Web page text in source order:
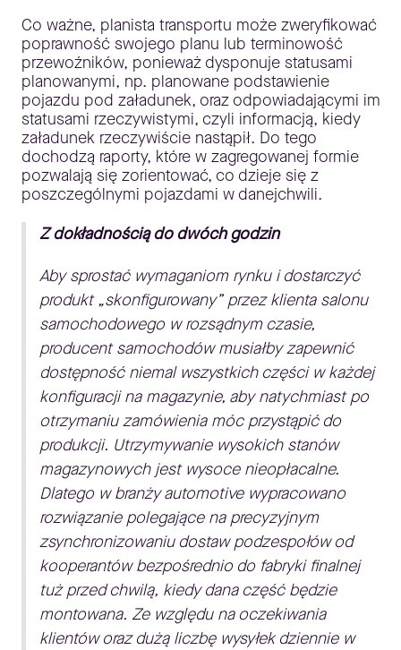
Co ważne, planista transportu może zweryfikować
poprawność swojego planu lub terminowość
przewoźników, ponieważ dysponuje statusami
planowanymi, np. planowane podstawienie
pojazdu pod załadunek, oraz odpowiadającymi im
statusami rzeczywistymi, czyli informacją, kiedy
załadunek rzeczywiście nastąpił. Do tego
dochodzą raporty, które w zagregowanej formie
pozwalają się zorientować, co dzieje się z
poszczególnymi pojazdami w danejchwili.
Z dokładnością do dwóch godzin
Aby sprostać wymaganiom rynku i dostarczyć
produkt „skonfigurowany” przez klienta salonu
samochodowego w rozsądnym czasie,
producent samochodów musiałby zapewnić
dostępność niemal wszystkich części w każdej
konfiguracji na magazynie, aby natychmiast po
otrzymaniu zamówienia móc przystąpić do
produkcji. Utrzymywanie wysokich stanów
magazynowych jest wysoce nieopłacalne.
Dlatego w branży automotive wypracowano
rozwiązanie polegające na precyzyjnym
zsynchronizowaniu dostaw podzespołów od
kooperantów bezpośrednio do fabryki finalnej
tuż przed chwilą, kiedy dana część będzie
montowana. Ze względu na oczekiwania
klientów oraz dużą liczbę wysyłek dziennie w